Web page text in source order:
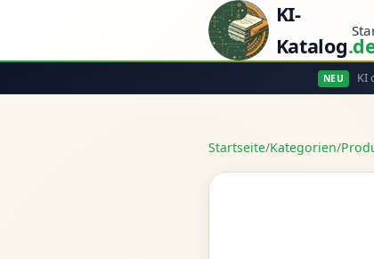
KI-
Katalog
NEU KI
Startseite/Kategorien/